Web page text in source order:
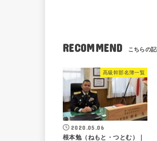
RECOMMEND
高級幹部名簿一覧
2020.05.06
根本勉（ねもと・つとむ）｜